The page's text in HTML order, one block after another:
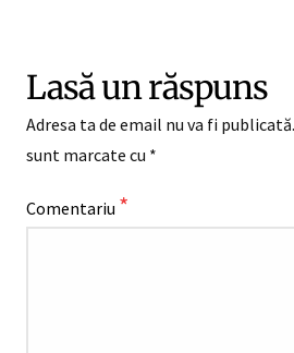
Lasă un răspuns
Adresa ta de email nu va fi publicată.
sunt marcate cu *
Comentariu *